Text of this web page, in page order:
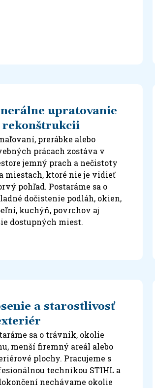
upratovanie
rekonštrukcii
prerábke alebo
prácach zostáva v
jemný prach a nečistoty
miestach, ktoré nie je vidieť
pohľad. Postaráme sa o
dočistenie podláh, okien,
kuchýň, povrchov aj
dostupných miest.
a starostlivosť
sa o trávnik, okolie
menší firemný areál alebo
plochy. Pracujeme s
technikou STIHL a
nechávame okolie